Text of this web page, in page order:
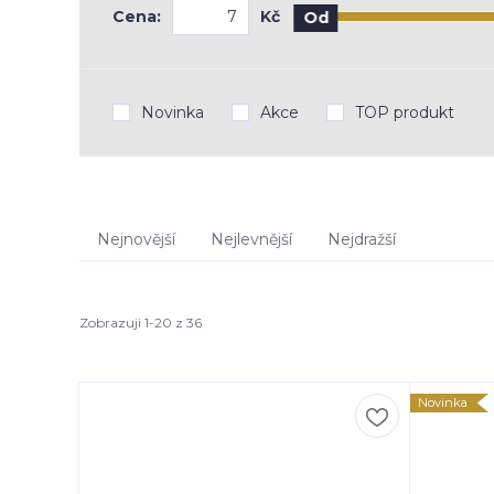
Cena: Kč Od
Novinka Akce TOP produkt
Nejnovější Nejlevnější Nejdražší
Zobrazuji 1-20 z 36
Novinka